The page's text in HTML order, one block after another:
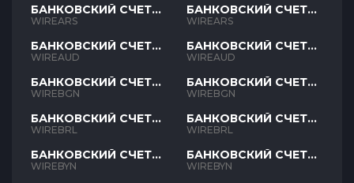
БАНКОВСКИЙ СЧЕТ
ARS
WIREARS
БАНКОВСКИЙ СЧЕТ
AUD
WIREAUD
БАНКОВСКИЙ СЧЕТ
BGN
WIREBGN
БАНКОВСКИЙ СЧЕТ
BRL
WIREBRL
БАНКОВСКИЙ СЧЕТ
BYN
WIREBYN
БАНКОВСКИЙ СЧЕТ
ARS
WIREARS
БАНКОВСКИЙ СЧЕТ
AUD
WIREAUD
БАНКОВСКИЙ СЧЕТ
BGN
WIREBGN
БАНКОВСКИЙ СЧЕТ
BRL
WIREBRL
БАНКОВСКИЙ СЧЕТ
BYN
WIREBYN